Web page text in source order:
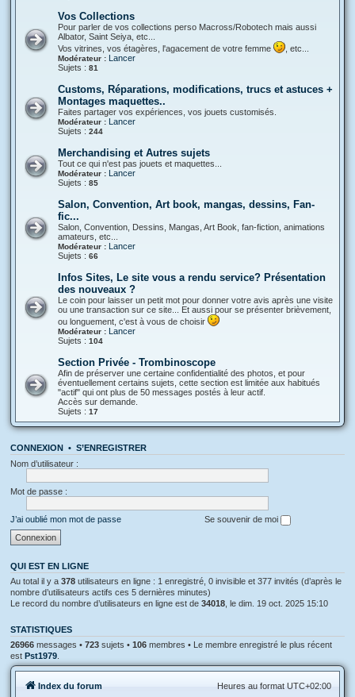
Vos Collections
Pour parler de vos collections perso Macross/Robotech mais aussi
Albator, Saint Seiya, etc...
Vos vitrines, vos étagères, l'agacement de votre femme
, etc...
Modérateur : Lancer
Sujets : 81
Customs, Réparations, modifications, trucs et astuces +
Montages maquettes..
Faites partager vos expériences, vos jouets customisés.
Modérateur : Lancer
Sujets : 244
Merchandising et Autres sujets
Tout ce qui n'est pas jouets et maquettes...
Modérateur : Lancer
Sujets : 85
Salon, Convention, Art book, mangas, dessins, Fan-
fic...
Salon, Convention, Dessins, Mangas, Art Book, fan-fiction, animations
amateurs, etc...
Modérateur : Lancer
Sujets : 66
Infos Sites, Le site vous a rendu service? Présentation
des nouveaux ?
Le coin pour laisser un petit mot pour donner votre avis après une visite
ou une transaction sur ce site... Et aussi pour se présenter brièvement,
ou longuement, c'est à vous de choisir
Modérateur : Lancer
Sujets : 104
Section Privée - Trombinoscope
Afin de préserver une certaine confidentialité des photos, et pour
éventuellement certains sujets, cette section est limitée aux habitués
"actif" qui ont plus de 50 messages postés à leur actif.
Accès sur demande.
Sujets : 17
CONNEXION • S’ENREGISTRER
Nom d’utilisateur :
Mot de passe :
J’ai oublié mon mot de passe Se souvenir de moi
QUI EST EN LIGNE
Au total il y a 378 utilisateurs en ligne : 1 enregistré, 0 invisible et 377 invités (d’après le
nombre d’utilisateurs actifs ces 5 dernières minutes)
Le record du nombre d’utilisateurs en ligne est de 34018 , le dim. 19 oct. 2025 15:10
STATISTIQUES
26966 messages • 723 sujets • 106 membres • Le membre enregistré le plus récent
est Pst1979
Index du forum Heures au format UTC+02:00